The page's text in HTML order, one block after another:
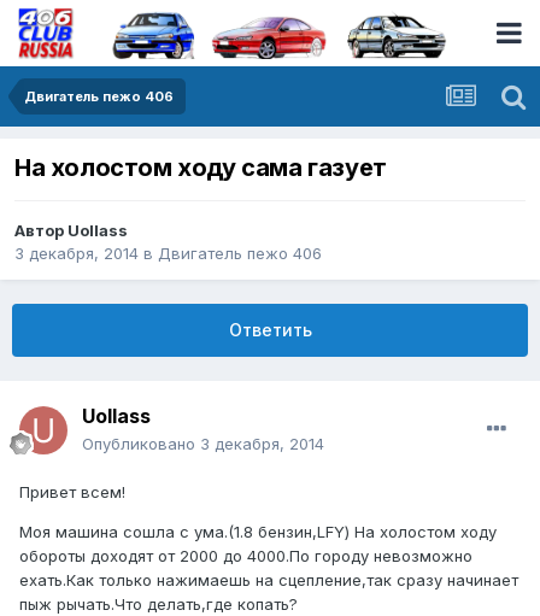
Двигатель пежо 406
На холостом ходу сама газует
Автор Uollass
3 декабря, 2014 в Двигатель пежо 406
Ответить
Uollass
Опубликовано 3 декабря, 2014
Привет всем!
Моя машина сошла с ума.(1.8 бензин,LFY) На холостом ходу
обороты доходят от 2000 до 4000.По городу невозможно
ехать.Как только нажимаешь на сцепление,так сразу начинает
пыж рычать.Что делать,где копать?